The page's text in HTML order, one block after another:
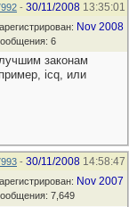
- 30/11/2008 13:35:01
Nov 2008
6
законам
icq, или
- 30/11/2008 14:58:47
Nov 2007
7,649